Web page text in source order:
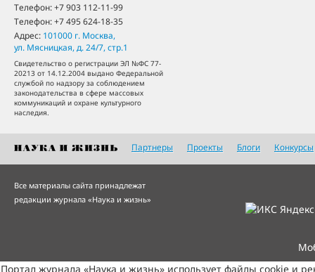
Телефон:+7 903 112-11-99
Телефон:+7 495 624-18-35
Адрес: 101000 г. Москва,
ул. Мясницкая, д. 24/7, стр.1
Свидетельство о регистрации ЭЛ №ФС 77-
20213 от 14.12.2004 выдано Федеральной
службой по надзору за соблюдением
законодательства в сфере массовых
коммуникаций и охране культурного
наследия.
Партнеры Проекты Блоги Конкурсы
Все материалы сайта принадлежат
редакции журнала «Наука и жизнь»
Портал журнала «Наука и жизнь» использует файлы cookie и